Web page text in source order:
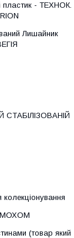
пластик - ТЕХНОК.
Лишайник
СТАБІЛІЗОВАНІЙ
колекціонування
(товар який